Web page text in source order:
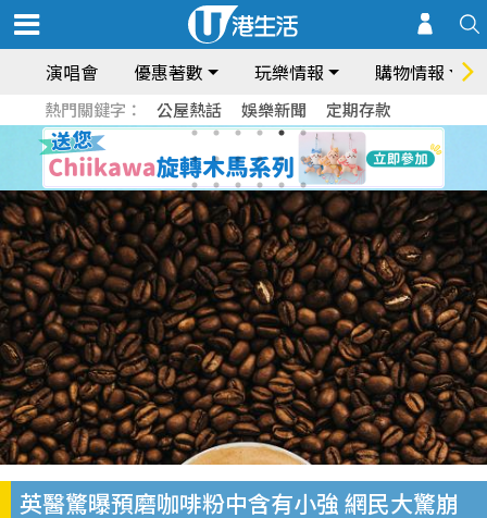
演唱會 優惠著數 玩樂情報 購物情報
熱門關鍵字： 公屋熱話 娛樂新聞 定期存款
英醫驚曝預磨咖啡粉中含有小強 網民大驚崩